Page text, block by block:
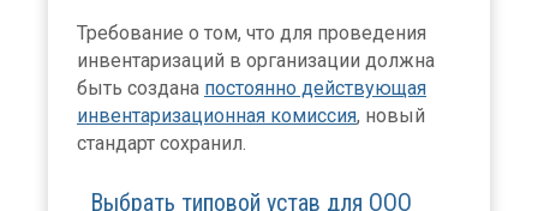
Требование о том, что для проведения
инвентаризаций в организации должна
быть создана постоянно действующая
инвентаризационная комиссия, новый
стандарт сохранил.
Выбрать типовой устав для ООО